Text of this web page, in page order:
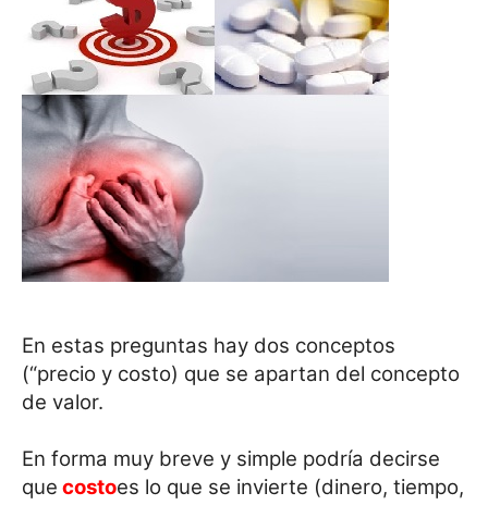
En estas preguntas hay dos conceptos
(“precio y costo) que se apartan del concepto
de valor.
En forma muy breve y simple podría decirse
que costoes lo que se invierte (dinero, tiempo,